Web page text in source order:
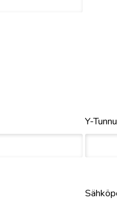
Y-